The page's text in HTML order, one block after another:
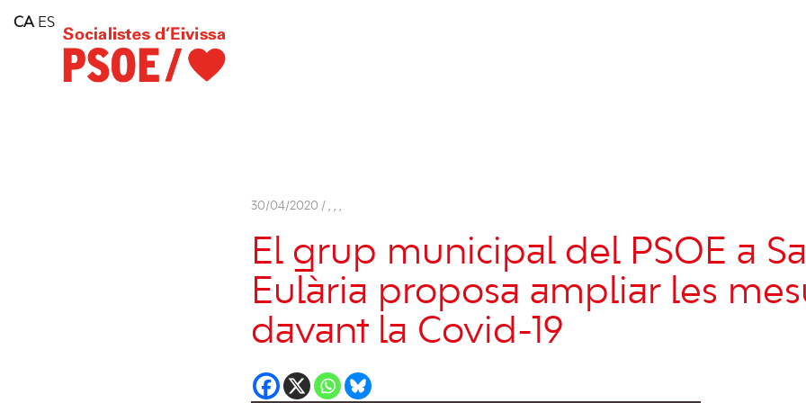
Consell Insular d'Eivissa
Services
30/04/2020 / , , ,
El grup municipal del PSOE a
Eulària proposa ampliar les
davant la Covid-19
CA ES